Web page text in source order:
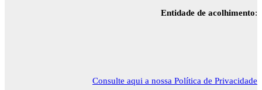
Entidade de acolhimento:
Consulte aqui a nossa Política de Privacidade